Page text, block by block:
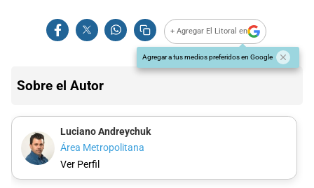
+ Agregar El Litoral en
Agregar a tus medios preferidos en Google
Sobre el Autor
Luciano Andreychuk
Área Metropolitana
Ver Perfil